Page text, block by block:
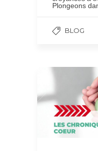
Plongeons
BLOG